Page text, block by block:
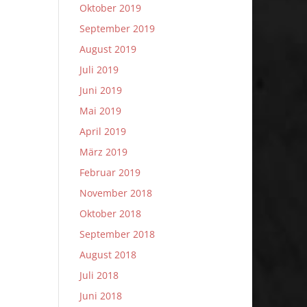
Oktober 2019
September 2019
August 2019
Juli 2019
Juni 2019
Mai 2019
April 2019
März 2019
Februar 2019
November 2018
Oktober 2018
September 2018
August 2018
Juli 2018
Juni 2018